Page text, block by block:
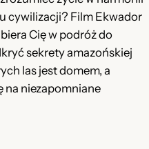
cywilizacji? Film Ekwador
Cię w podróż do
sekrety amazońskiej
las jest domem, a
na niezapomniane